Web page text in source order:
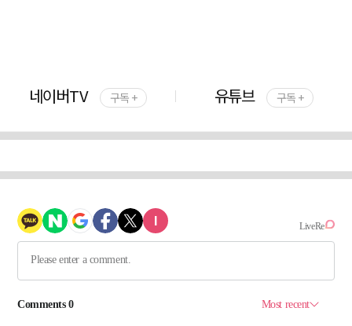
네이버TV 구독 + 유튜브 구독 +